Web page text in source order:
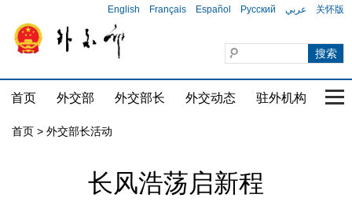
English Français Español Русский عربي 关怀版
首页 外交部 外交部长 外交动态 驻外机构 国
首页 > 外交部长活动
长风浩荡启新程